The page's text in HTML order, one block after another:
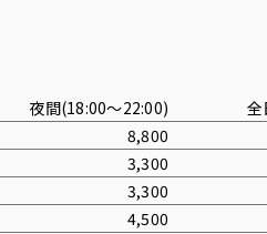
夜間(18:00〜22:00)
全
8,800
3,300
3,300
4,500